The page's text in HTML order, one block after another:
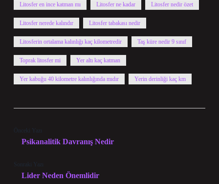
Litosfer en ince katman mı Litosfer ne kadar Litosfer nedir özet
Litosfer nerede kalındır Litosfer tabakası nedir
Litosferin ortalama kalınlığı kaç kilometredir Taş küre nedir 9 sınıf
Toprak litosfer mi Yer altı kaç katman
Yer kabuğu 40 kilometre kalınlığında mıdır Yerin derinliği kaç km
Önceki Yazı
Psikanalitik Davranış Nedir
Sonraki Yazı
Lider Neden Önemlidir